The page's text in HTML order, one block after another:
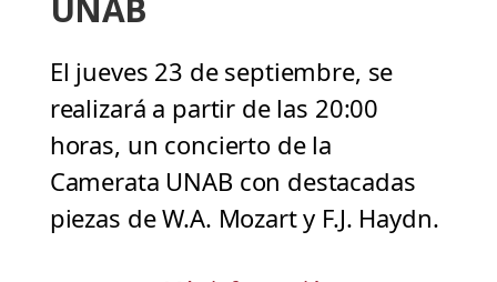
UNAB
El jueves 23 de septiembre, se
realizará a partir de las 20:00
horas, un concierto de la
Camerata UNAB con destacadas
piezas de W.A. Mozart y F.J. Haydn.